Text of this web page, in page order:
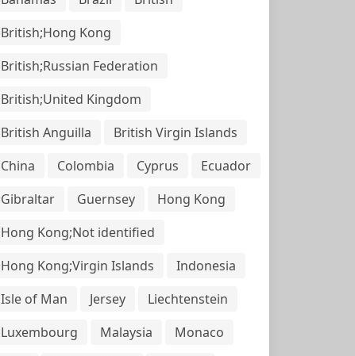
British;Hong Kong
British;Russian Federation
British;United Kingdom
British Anguilla
British Virgin Islands
China
Colombia Cyprus
Ecuador
Gibraltar
Guernsey
Hong Kong
Hong Kong;Not identified
Hong Kong;Virgin Islands
Indonesia
Isle of Man
Jersey
Liechtenstein
Luxembourg
Malaysia
Monaco